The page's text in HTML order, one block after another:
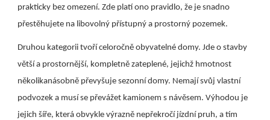
prakticky bez omezení. Zde platí ono pravidlo, že je snadno
přestěhujete na libovolný přístupný a prostorný pozemek.
Druhou kategorii tvoří celoročně obyvatelné domy. Jde o stavby
větší a prostornější, kompletně zateplené, jejichž hmotnost
několikanásobně převyšuje sezonní domy. Nemají svůj vlastní
podvozek a musí se převážet kamionem s návěsem. Výhodou je
jejich šíře, která obvykle výrazně nepřekročí jízdní pruh, a tím